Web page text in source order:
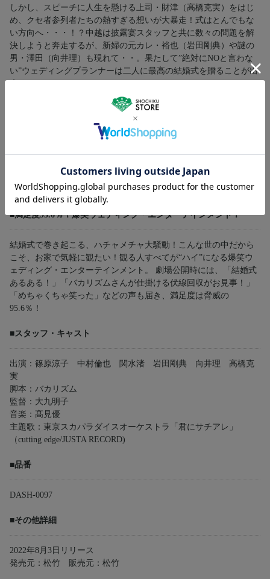
しかし、スピーチに人生を懸ける上司・財津（高橋克実）をはじ
め、クセ者参列者たちの熱すぎる想いが大暴走！式はとんでもな
い方向へ・・・！？中越は披露宴スタッフと共に数々の問題を解
決しようと奔走するが、新婦の元カレ・裕也（岩田剛典）や謎の
男・澤田（向井理）も現れて・・。果たして”絶対にNOと言わな
い”ウェディングプランナーは二人に最高の結婚式を贈ることが出
■笑いの鬼才・バカリズム脚本の完全オリジナル・ストーリー！
芸人、タレントとしても活躍するほか、脚本家としてもその才能
『私をくいとめて』で数々の賞を受賞し、映画ファンから絶大の
支持を集める大九明子。
■満足度95.6％！爆笑ウェディング・エンターテインメント！
結婚式で巻き起こる、ハチャメチャ大騒動！こんな世の中だから
こそ、お家で気軽に観たい！観る人すべてが“ハイ”になる爆笑ウ
ェディング・エンターテインメント。 劇場公開時には、「結婚式
あるある！」「バカリズムさんが仕掛ける伏線回収がお見事！」
「めちゃくちゃ笑った」などの声も届き、満足度は脅威の
95.6％！
■スタッフ・キャスト
出演：篠原涼子 中村倫也 関水渚 岩田剛典 向井理 高橋克
実
脚本：バカリズム
監督：大九明子
音楽：髙見優
主題歌：東京スカパラダイスオーケストラ「君にサチアレ」
（cutting edge/JUSTA RECORD)
■品番
DASH-0097
■その他詳細
2022年8月3日リリース
発売元：松竹 販売元：松竹